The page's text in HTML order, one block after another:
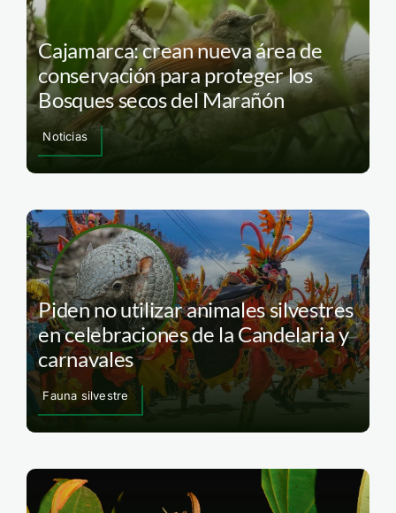
Cajamarca: crean nueva área de
conservación para proteger los
Bosques secos del Marañón
Noticias
Piden no utilizar animales silvestres
en celebraciones de la Candelaria y
carnavales
Fauna silvestre